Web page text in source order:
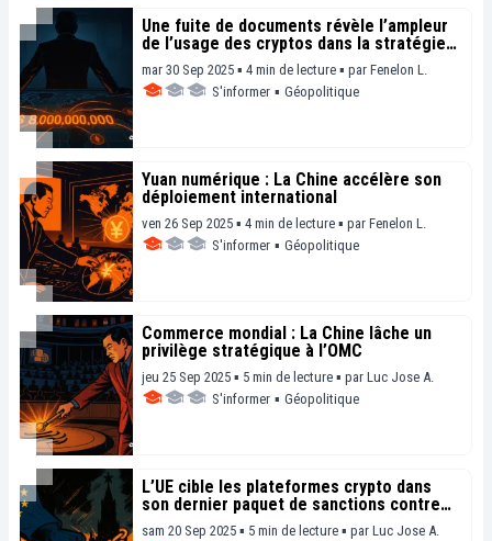
Une fuite de documents révèle l’ampleur
de l’usage des cryptos dans la stratégie
d’influence russe
mar 30 Sep 2025 ▪ 4 min de lecture ▪ par Fenelon L.
S'informer ▪ Géopolitique
Yuan numérique : La Chine accélère son
déploiement international
ven 26 Sep 2025 ▪ 4 min de lecture ▪ par Fenelon L.
S'informer ▪ Géopolitique
Commerce mondial : La Chine lâche un
privilège stratégique à l’OMC
jeu 25 Sep 2025 ▪ 5 min de lecture ▪ par Luc Jose A.
S'informer ▪ Géopolitique
L’UE cible les plateformes crypto dans
son dernier paquet de sanctions contre
Moscou
sam 20 Sep 2025 ▪ 5 min de lecture ▪ par Luc Jose A.